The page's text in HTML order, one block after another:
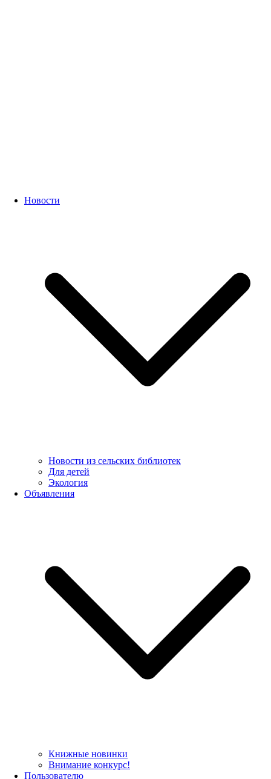
Новости
Новости из сельских библиотек
Для детей
Экология
Объявления
Книжные новинки
Внимание конкурс!
Пользователю